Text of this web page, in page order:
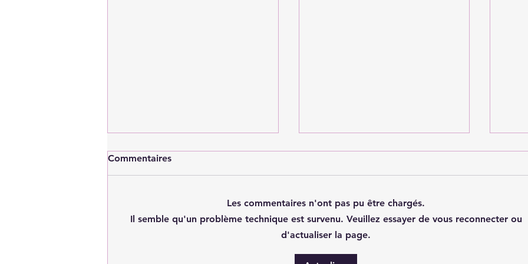
Commentaires
Les commentaires n'ont pas pu être chargés.
Il semble qu'un problème technique est survenu. Veuillez essayer de vous reconnecter ou
d'actualiser la page.